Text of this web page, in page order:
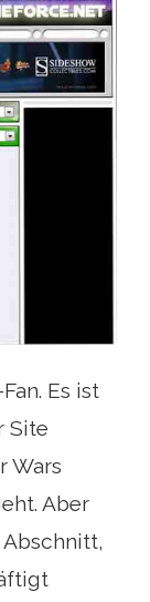
Es ist
Site
Wars
Aber